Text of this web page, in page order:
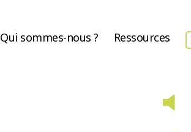
Qui sommes-nous ? Ressources